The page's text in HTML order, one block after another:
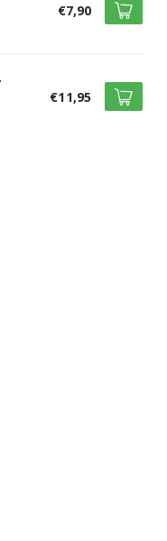
€7,90
€11,95